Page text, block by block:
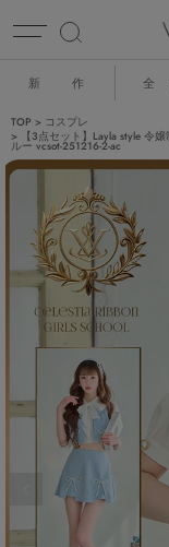
新 作 全
TOP
コスプレ
【3点セット】Layla style 令
ルー vcsot-251216-2-ac